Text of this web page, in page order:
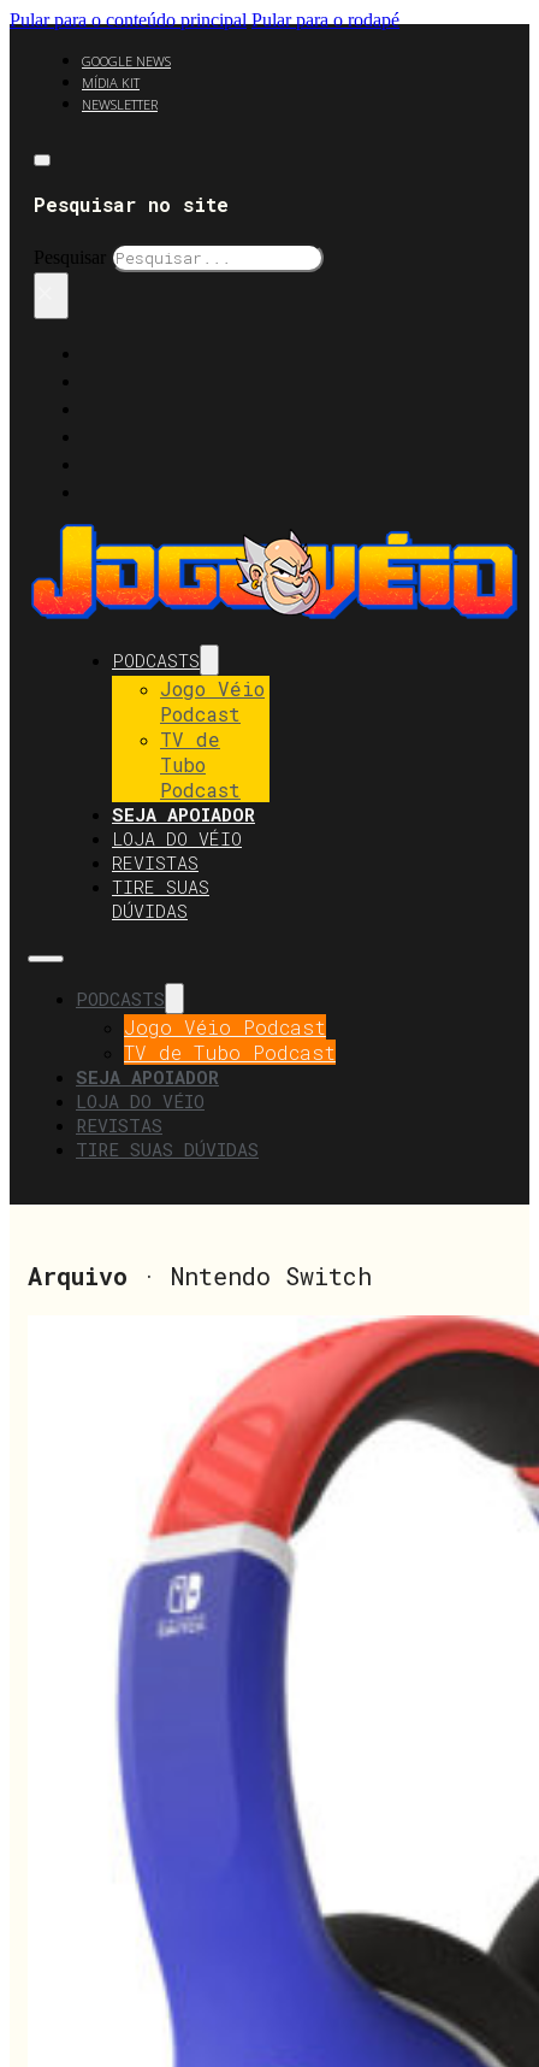
Pular para o conteúdo principal Pular para o rodapé
GOOGLE NEWS
MÍDIA KIT
NEWSLETTER
Pesquisar no site
Pesquisar
PODCASTS
Jogo Véio
Podcast
TV de
Tubo
Podcast
SEJA APOIADOR
LOJA DO VÉIO
REVISTAS
TIRE SUAS
DÚVIDAS
PODCASTS
Jogo Véio Podcast
TV de Tubo Podcast
SEJA APOIADOR
LOJA DO VÉIO
REVISTAS
TIRE SUAS DÚVIDAS
Arquivo · Nntendo Switch